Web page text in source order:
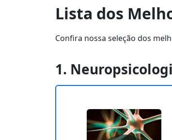
Lista dos
Confira nossa seleção dos
1.